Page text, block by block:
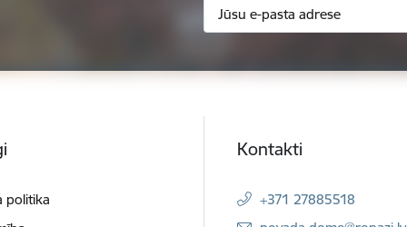
politika
Kontakti
+371 27885518